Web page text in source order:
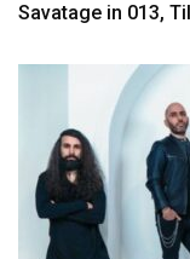
Savatage in 013,